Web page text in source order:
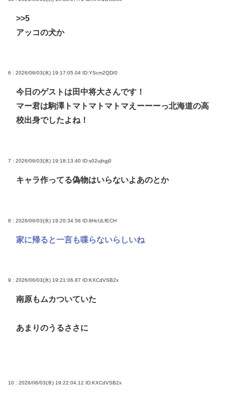
>>5
アッコの犬か
6 : 2026/06/03(水) 19:17:05.04 ID:YScm2QD/0
今日のゲストは田中将大さんです！
マー君は駒澤トマトマトマトマえーーーっ北海道の高
校出身でしたよね！
7 : 2026/06/03(水) 19:18:13.40 ID:s02ujhgj0
キャラ作ってる偽物はいらないよあのとか
8 : 2026/06/03(水) 19:20:34.58 ID:8HcULfECH
家に帰ると一言も喋らないらしいね
9 : 2026/06/03(水) 19:21:06.87 ID:KXCdVSB2x
南原もムカついていた
あまりのうるささに
10 : 2026/06/03(水) 19:22:04.12 ID:KXCdVSB2x